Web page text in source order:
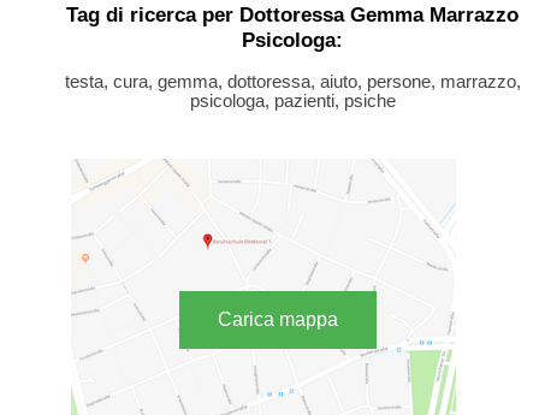
Tag di ricerca per Dottoressa Gemma Marrazzo
Psicologa:
testa, cura, gemma, dottoressa, aiuto, persone, marrazzo,
psicologa, pazienti, psiche
Carica mappa